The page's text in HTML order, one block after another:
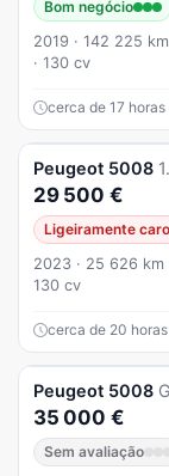
Bom negócio
2019 · 142 225
· 130 cv
cerca de 17 horas
Peugeot 5008 1.5
29 500 €
Ligeiramente caro
2023 · 25 626 km
130 cv
cerca de 20
Peugeot 5008
35 000 €
Sem avaliação